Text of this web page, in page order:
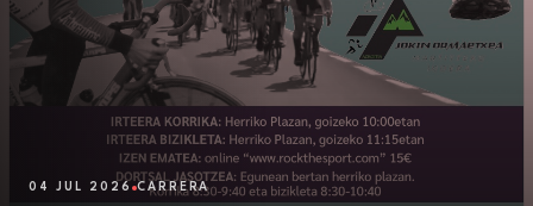
04 JUL 2026 CARRERA